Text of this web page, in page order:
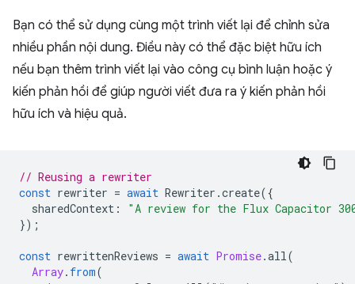
Bạn có thể sử dụng cùng một trình viết lại để chỉnh sửa
nhiều phần nội dung. Điều này có thể đặc biệt hữu ích
nếu bạn thêm trình viết lại vào công cụ bình luận hoặc ý
kiến phản hồi để giúp người viết đưa ra ý kiến phản hồi
hữu ích và hiệu quả.
// Reusing a rewriter
const rewriter = await Rewriter .create({
sharedContext :
"A review for the Flux Capacitor
});
const rewrittenReviews = await Promise.all(
Array. from(